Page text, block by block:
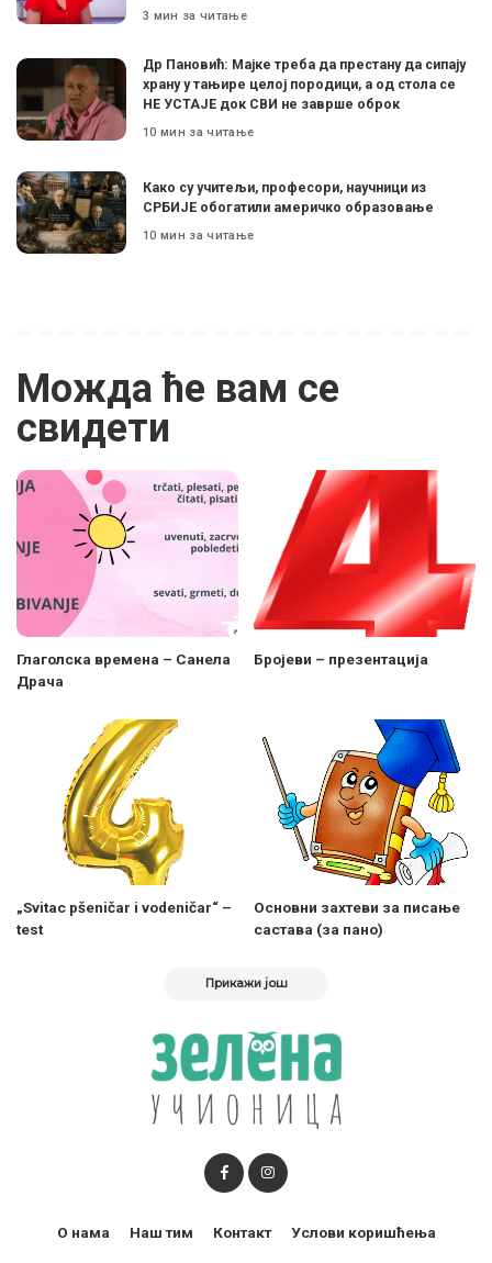
3 мин за читање
Др Пановић: Мајке треба да престану да сипају
храну у тањире целој породици, а од стола се
НЕ УСТАЈЕ док СВИ не заврше оброк
10 мин за читање
Како су учитељи, професори, научници из
СРБИЈЕ обогатили америчко образовање
10 мин за читање
Можда ће вам се
свидети
Глаголска времена – Санела
Драча
Бројеви – презентација
„Svitac pšeničar i vodeničar“ –
test
Oсновни захтеви за писање
састава (за пано)
Прикажи још
О нама Наш тим Контакт Услови коришћења